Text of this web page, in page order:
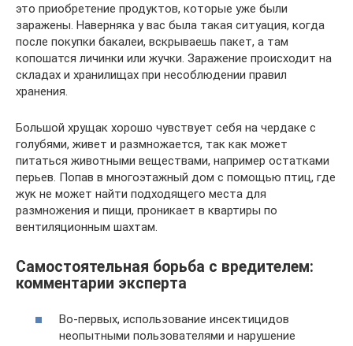
это приобретение продуктов, которые уже были
заражены. Наверняка у вас была такая ситуация, когда
после покупки бакалеи, вскрываешь пакет, а там
копошатся личинки или жучки. Заражение происходит на
складах и хранилищах при несоблюдении правил
хранения.
Большой хрущак хорошо чувствует себя на чердаке с
голубями, живет и размножается, так как может
питаться животными веществами, например остатками
перьев. Попав в многоэтажный дом с помощью птиц, где
жук не может найти подходящего места для
размножения и пищи, проникает в квартиры по
вентиляционным шахтам.
Самостоятельная борьба с вредителем:
комментарии эксперта
Во-первых, использование инсектицидов
неопытными пользователями и нарушение